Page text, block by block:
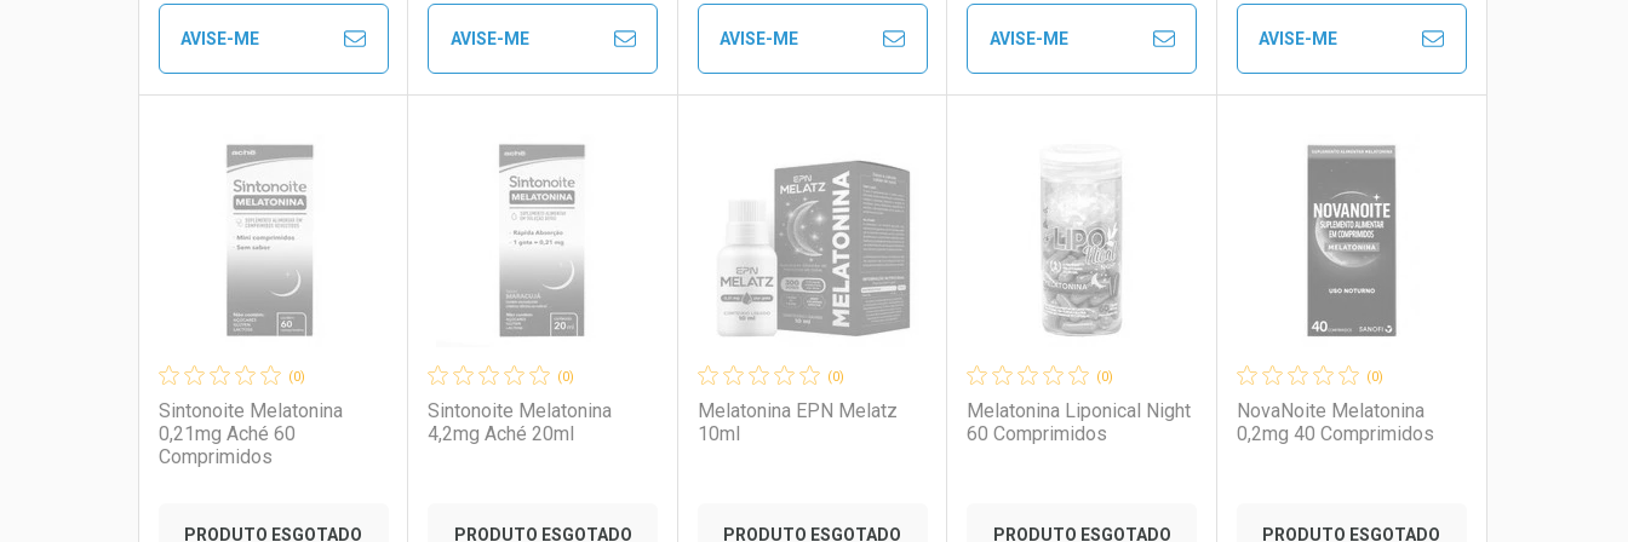
Comprar sem Desconto
Comprar sem Desconto
Comprar sem Desconto
Comprar sem Desconto
Ver Desconto Convênio Ver Desconto Convênio Ver Desconto Convênio
AVISE-ME
Laboratório
Por Menos
AVISE-ME
Laboratório
Por Menos
AVISE-ME
Laboratório
Por Menos
AVISE-ME
Laboratório
Por Menos
AVISE-ME
Laboratório
Por Menos
(0)
Sintonoite Melatonina
0,21mg Aché 60
Comprimidos
PRODUTO ESGOTADO
(0)
Sintonoite Melatonina
4,2mg Aché 20ml
PRODUTO ESGOTADO
(0)
Melatonina EPN Melatz
10ml
PRODUTO ESGOTADO
(0)
Melatonina Liponical Night
60 Comprimidos
PRODUTO ESGOTADO
(0)
NovaNoite Melatonina
0,2mg 40 Comprimidos
PRODUTO ESGOTADO